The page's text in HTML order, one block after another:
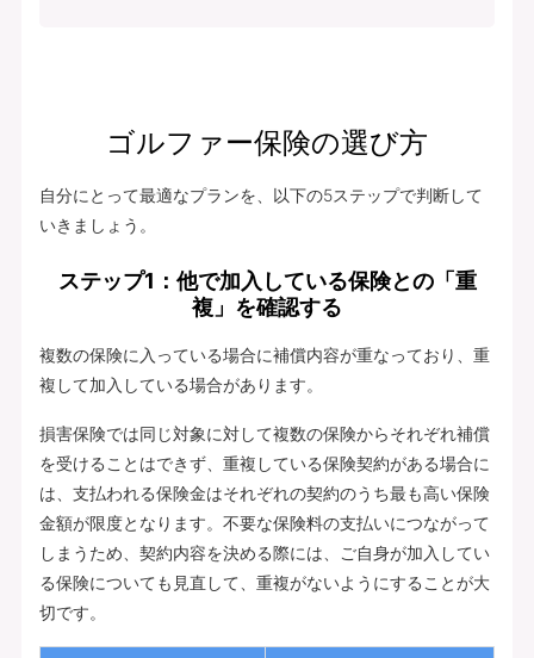
ゴルファー保険の選び方
自分にとって最適なプランを、以下の5ステップで判断して
いきましょう。
ステップ1：他で加入している保険との「重
複」を確認する
複数の保険に入っている場合に補償内容が重なっており、重
複して加入している場合があります。
損害保険では同じ対象に対して複数の保険からそれぞれ補償
を受けることはできず、重複している保険契約がある場合に
は、支払われる保険金はそれぞれの契約のうち最も高い保険
金額が限度となります。不要な保険料の支払いにつながって
しまうため、契約内容を決める際には、ご自身が加入してい
る保険についても見直して、重複がないようにすることが大
切です。